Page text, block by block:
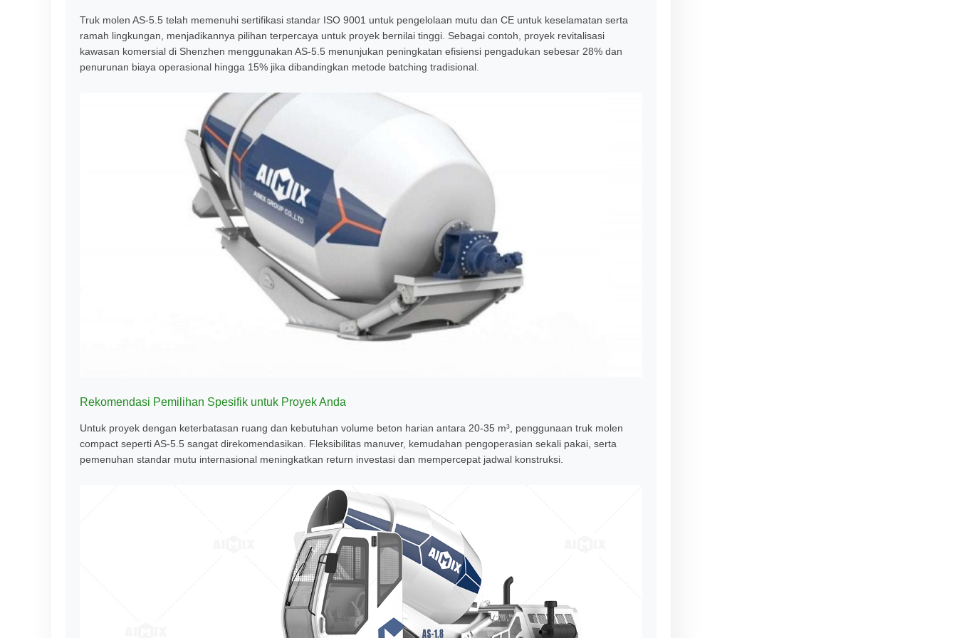
Truk molen AS-5.5 telah memenuhi sertifikasi standar ISO 9001 untuk pengelolaan mutu dan CE untuk keselamatan serta
ramah lingkungan, menjadikannya pilihan terpercaya untuk proyek bernilai tinggi. Sebagai contoh, proyek revitalisasi
kawasan komersial di Shenzhen menggunakan AS-5.5 menunjukan peningkatan efisiensi pengadukan sebesar 28% dan
penurunan biaya operasional hingga 15% jika dibandingkan metode batching tradisional.
Rekomendasi Pemilihan Spesifik untuk Proyek Anda
Untuk proyek dengan keterbatasan ruang dan kebutuhan volume beton harian antara 20-35 m³, penggunaan truk molen
compact seperti AS-5.5 sangat direkomendasikan. Fleksibilitas manuver, kemudahan pengoperasian sekali pakai, serta
pemenuhan standar mutu internasional meningkatkan return investasi dan mempercepat jadwal konstruksi.